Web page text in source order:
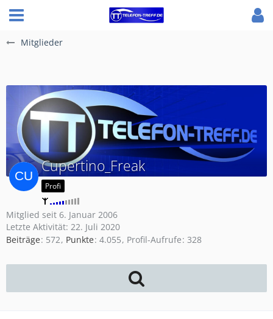
Mitglieder
Cupertino_Freak
Profi
Mitglied seit 6. Januar 2006
Letzte Aktivität: 22. Juli 2020
Beiträge 572 Punkte 4.055 Profil-Aufrufe 328